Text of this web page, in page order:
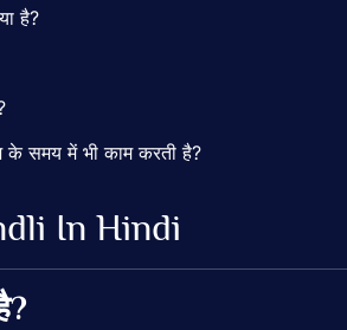
है?
केसमयमें भीकामकरतीहै?
In Hindi